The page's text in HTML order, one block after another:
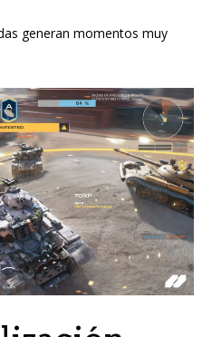
generan momentos muy